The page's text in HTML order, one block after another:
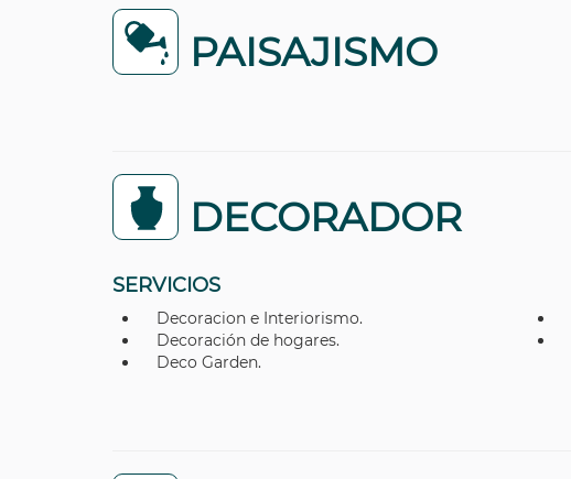
PAISAJISMO
DECORADOR
SERVICIOS
Decoracion e Interiorismo.
Decoración de hogares.
Deco Garden.